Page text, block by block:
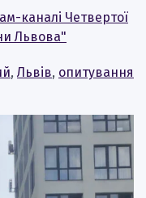
каналі Четвертої
Львова"
, Львів, опитування